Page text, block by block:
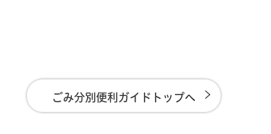
ごみ分別便利ガイドトップへ